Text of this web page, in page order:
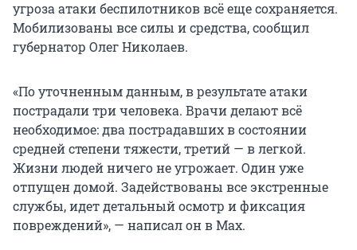
угроза атаки беспилотников всё еще сохраняется.
Мобилизованы все силы и средства, сообщил
губернатор Олег Николаев.
«По уточненным данным, в результате атаки
пострадали три человека. Врачи делают всё
необходимое: два пострадавших в состоянии
средней степени тяжести, третий — в легкой.
Жизни людей ничего не угрожает. Один уже
отпущен домой. Задействованы все экстренные
службы, идет детальный осмотр и фиксация
повреждений», — написал он в Max.